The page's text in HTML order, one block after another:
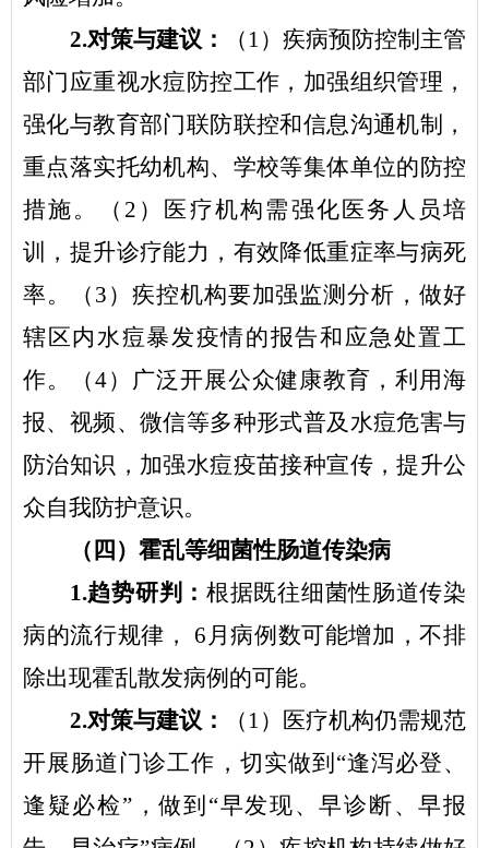
2.对策与建议： （ 1）疾病预防控制主管
部门应重视水痘防控工作，加强组织管理，
强化与教育部门联防联控和信息沟通机制，
重点落实托幼机构、学校等集体单位的防控
措施。（ 2 ）医疗机构需强化医务人员培
训，提升诊疗能力，有效降低重症率与病死
率。（ 3 ）疾控机构要加强监测分析，做好
辖区内水痘暴发疫情的报告和应急处置工
作。（4）广泛开展公众健康教育，利用海
报、视频、微信等多种形式普及水痘危害与
防治知识，加强水痘疫苗接种宣传，提升公
众自我防护意识。
（ 四 ）霍乱等细菌性肠道传染病
1.趋势研判： 根据既往细菌性肠道传染
病的流行规律，
6 月病例数可能增加，不排
除出现霍乱散发病例的可能。
2.对策与建议： （ 1）医疗机构仍需规范
开展肠道门诊工作，切实做到 “逢泻必登、
逢疑必检”，做到 “早发现、早诊断、早报